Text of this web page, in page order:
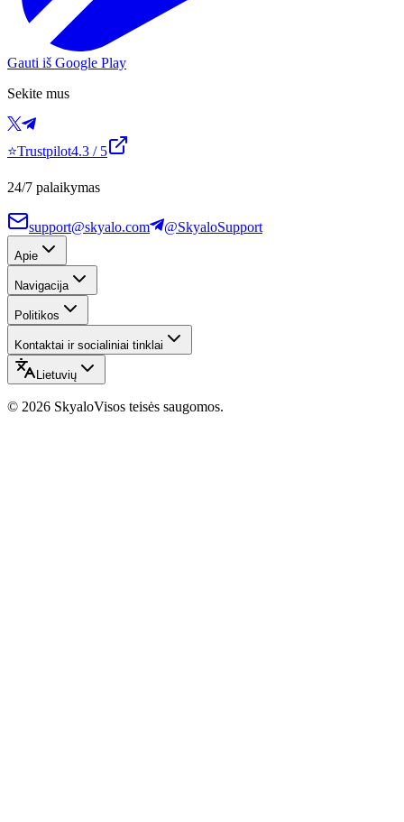
Gauti iš Google Play
Sekite mus
⭐Trustpilot4.3 / 5
24/7 palaikymas
support@skyalo.com @SkyaloSupport
Apie
Navigacija
Politikos
Kontaktai ir socialiniai tinklai
Lietuvių
© 2026 SkyaloVisos teisės saugomos.